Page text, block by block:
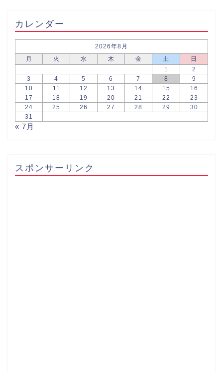
カレンダー
2026年8月
月
火 水 木 金 土
日
1
2
3
4 5 6 7 8
9
10
11 12 13 14 15
16
17
18 19 20 21 22
23
24
25 26 27 28 29
30
31
« 7月
スポンサーリンク